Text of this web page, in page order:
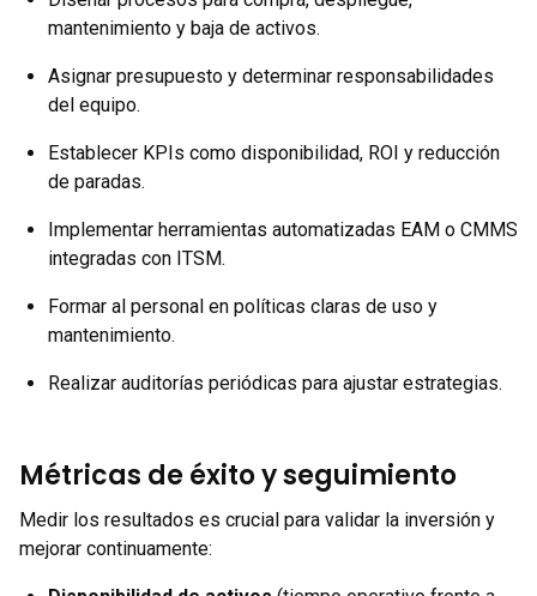
mantenimiento y baja de activos.
Asignar presupuesto y determinar responsabilidades
del equipo.
Establecer KPIs como disponibilidad, ROI y reducción
de paradas.
Implementar herramientas automatizadas EAM o CMMS
integradas con ITSM.
Formar al personal en políticas claras de uso y
mantenimiento.
Realizar auditorías periódicas para ajustar estrategias.
Métricas de éxito y seguimiento
Medir los resultados es crucial para validar la inversión y
mejorar continuamente: